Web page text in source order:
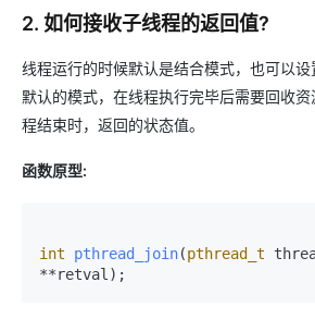
2. 如何接收子线程的返回值?
线程运行的时候默认是结合模式，也可以
默认的模式，在线程执行完毕后需要回收
程结束时，返回的状态值。
函数原型:
int pthread_join(pthread_t
**retval) ;